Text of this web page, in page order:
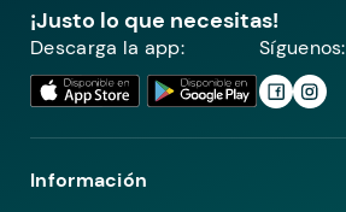
¡Justo lo que necesitas!
Descarga la app: Síguenos:
Información